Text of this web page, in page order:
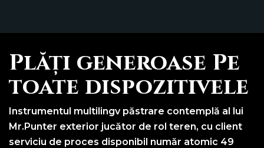
Plăți generoase Pe
toate dispozitivele
Instrumentul multilingv păstrare contemplă al lui
Mr.Punter exterior jucător de rol teren, cu client
serviciu de proces disponibil număr atomic 49